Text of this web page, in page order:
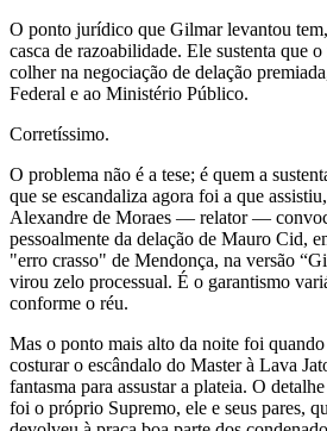
O ponto jurídico que Gilmar levantou
casca de razoabilidade. Ele sustenta que
colher na negociação de delação
Federal e ao Ministério Público.
Corretíssimo.
O problema não é a tese; é quem a
que se escandaliza agora foi a que
Alexandre de Moraes — relator —
pessoalmente da delação de Mauro Cid,
"erro crasso" de Mendonça, na versão
virou zelo processual. É o garantismo
conforme o réu.
Mas o ponto mais alto da noite foi
costurar o escândalo do Master à Lava
fantasma para assustar a plateia. O
foi o próprio Supremo, ele e seus pares,